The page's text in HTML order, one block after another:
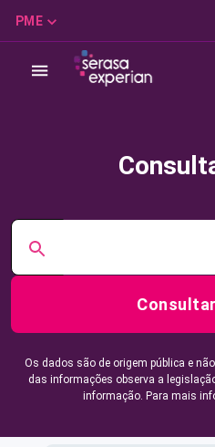
PME
Os dados são de origem pública e
das informações observa a
informação. Para mais